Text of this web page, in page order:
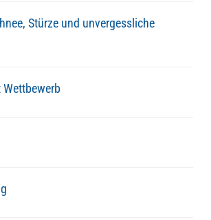
Stürze und unvergessliche